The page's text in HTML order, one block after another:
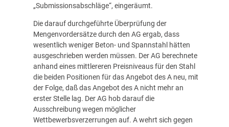
„Submissionsabschläge“, eingeräumt.
Die darauf durchgeführte Überprüfung der
Mengenvordersätze durch den AG ergab, dass
wesentlich weniger Beton- und Spannstahl hätten
ausgeschrieben werden müssen. Der AG berechnete
anhand eines mittlereren Preisniveaus für den Stahl
die beiden Positionen für das Angebot des A neu, mit
der Folge, daß das Angebot des A nicht mehr an
erster Stelle lag. Der AG hob darauf die
Ausschreibung wegen möglicher
Wettbewerbsverzerrungen auf. A wehrt sich gegen